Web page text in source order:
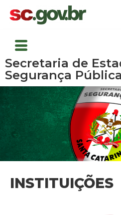
Secretaria de
Segurança Pública
INSTITUIÇÕES